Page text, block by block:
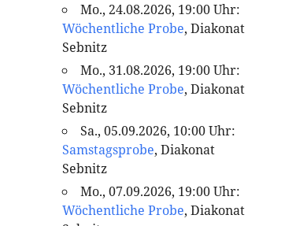
Mo., 24.08.2026, 19:00 Uhr:
Wöchentliche Probe, Diakonat
Sebnitz
Mo., 31.08.2026, 19:00 Uhr:
Wöchentliche Probe, Diakonat
Sebnitz
Sa., 05.09.2026, 10:00 Uhr:
Samstagsprobe, Diakonat
Sebnitz
Mo., 07.09.2026, 19:00 Uhr:
Wöchentliche Probe, Diakonat